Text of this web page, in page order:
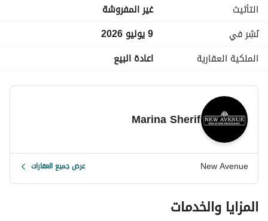
التأثيث
غير المفروشة
نُشِر في
9 يوليو 2026
الملكية العقارية
اعادة البيع
Marina Sherif
New Avenue عرض جميع العقارات
المزايا والخدمات